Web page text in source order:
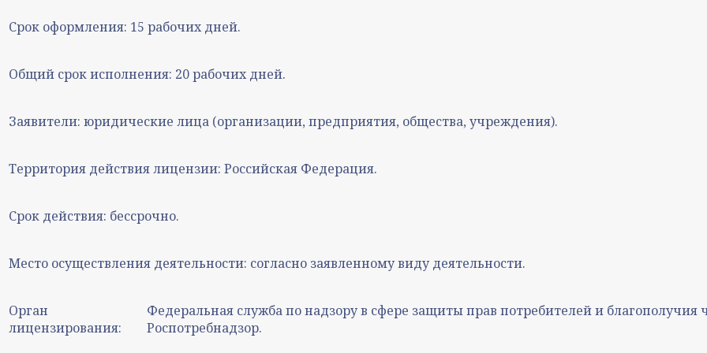
Срок оформления: 15 рабочих дней.
Общий срок исполнения: 20 рабочих дней.
Заявители: юридические лица (организации, предприятия, общества, учреждения).
Территория действия лицензии: Российская Федерация.
Срок действия: бессрочно.
Место осуществления деятельности: согласно заявленному виду деятельности.
Орган
лицензирования:
Федеральная служба по надзору в сфере защиты прав потребителей и благополучия
Роспотребнадзор.